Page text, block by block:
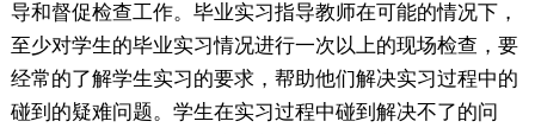
导和督促检查工作。毕业实习指导教师在可能的情况下，
至少对学生的毕业实习情况进行一次以上的现场检查，要
经常的了解学生实习的要求，帮助他们解决实习过程中的
碰到的疑难问题。学生在实习过程中碰到解决不了的问